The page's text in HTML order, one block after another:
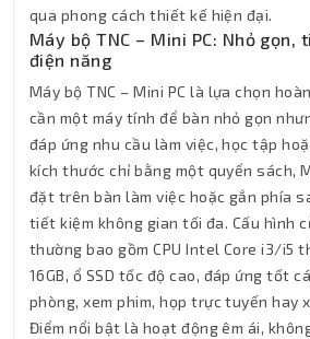
qua phong cách thiết kế hiện đại.
Máy bộ TNC – Mini PC: Nhỏ
điện năng
Máy bộ TNC – Mini PC là lựa chọn
cần một máy tính để bàn nhỏ gọn
đáp ứng nhu cầu làm việc, học tập
kích thước chỉ bằng một quyển sách,
đặt trên bàn làm việc hoặc gắn phía
tiết kiệm không gian tối đa. Cấu hình
thường bao gồm CPU Intel Core i3/i5
16GB, ổ SSD tốc độ cao, đáp ứng tốt
phòng, xem phim, họp trực tuyến hay
Điểm nổi bật là hoạt động êm ái,